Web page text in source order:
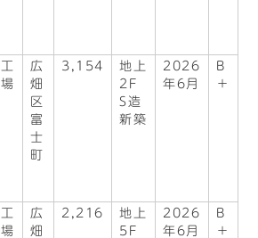
場
広
畑
区
富
士
町
3,154
地上
2F
S造
新築
2026
年6月
B
＋
場
広
畑
2,216
地上
5F
2026
年6月
B
＋